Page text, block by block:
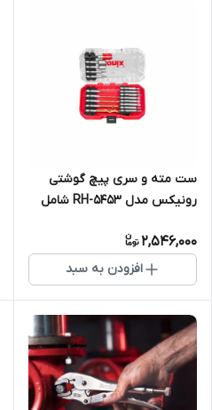
ست مته و سری پیچ گوشتی
رونیکس مدل RH-5453 شامل
2,546,000
افزودن به سبد